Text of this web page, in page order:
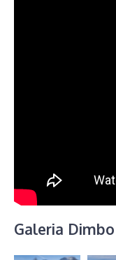
Galeria Dimbo